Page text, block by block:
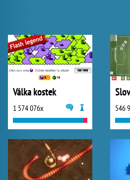
Válka kostek
1 574 076x 546